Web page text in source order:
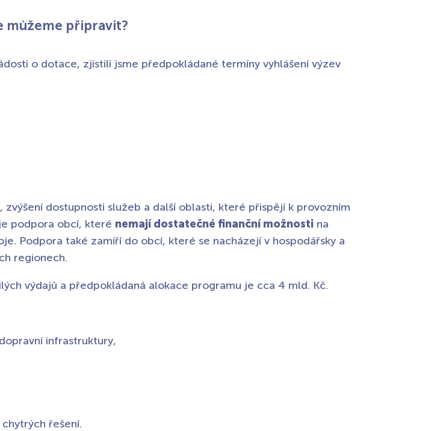
můžeme připravit?
o dotace, zjistili jsme předpokládané termíny vyhlášení výzev
dostupnosti služeb a další oblasti, které přispějí k provozním
podpora obcí, které nemají dostatečné finanční možnosti na
Podpora také zamíří do obcí, které se nacházejí v hospodářsky a
regionech.
výdajů a předpokládaná alokace programu je cca 4 mld. Kč.
infrastruktury,
řešení.